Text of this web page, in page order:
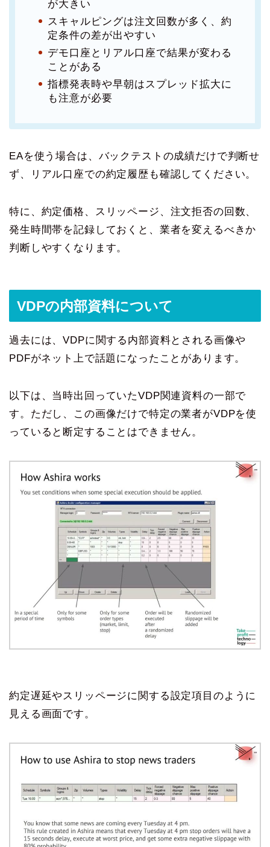
が大きい
スキャルピングは注文回数が多く、約
定条件の差が出やすい
デモ口座とリアル口座で結果が変わる
ことがある
指標発表時や早朝はスプレッド拡大に
も注意が必要
EAを使う場合は、バックテストの成績だけで判断せ
ず、リアル口座での約定履歴も確認してください。
特に、約定価格、スリッページ、注文拒否の回数、
発生時間帯を記録しておくと、業者を変えるべきか
判断しやすくなります。
VDPの内部資料について
過去には、VDPに関する内部資料とされる画像や
PDFがネット上で話題になったことがあります。
以下は、当時出回っていたVDP関連資料の一部で
す。ただし、この画像だけで特定の業者がVDPを使
っていると断定することはできません。
約定遅延やスリッページに関する設定項目のように
見える画面です。